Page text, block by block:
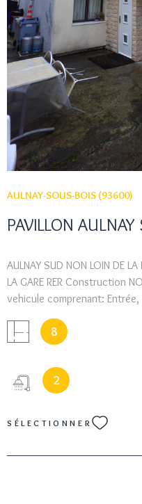
AULNAY-SOUS-BOIS (93600)
PAVILLON
AULNAY SUD NON LOIN DE
LA GARE RER Construction
vehicule comprenant:
chambres, bureau, 2 salles
BEAUX VOLUMES IDEAL
SUR LA PARCELLE DE 25 M²
8
2
SÉLECTIONNER